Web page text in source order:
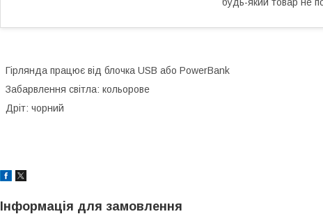
Гірлянда працює від блочка USB або PowerBank
Забарвлення світла: кольорове
Дріт: чорний
Інформація для замовлення